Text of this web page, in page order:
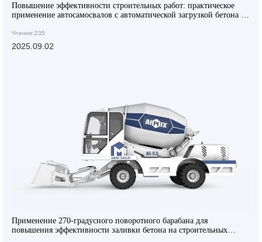
Повышение эффективности строительных работ: практическое
применение автосамосвалов с автоматической загрузкой бетона на
Чтение:235
2025.09.02
Применение 270-градусного поворотного барабана для
повышения эффективности заливки бетона на строительных